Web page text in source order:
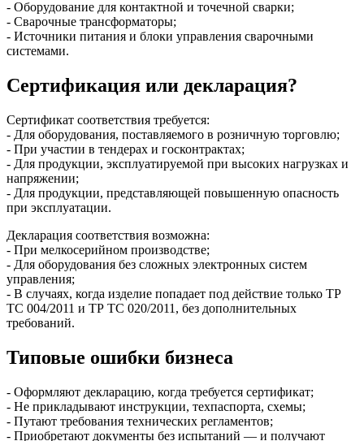
- Оборудование для контактной и точечной сварки;
- Сварочные трансформаторы;
- Источники питания и блоки управления сварочными
системами.
Сертификация или декларация?
Сертификат соответствия требуется:
- Для оборудования, поставляемого в розничную торговлю;
- При участии в тендерах и госконтрактах;
- Для продукции, эксплуатируемой при высоких нагрузках и
напряжении;
- Для продукции, представляющей повышенную опасность
при эксплуатации.
Декларация соответствия возможна:
- При мелкосерийном производстве;
- Для оборудования без сложных электронных систем
управления;
- В случаях, когда изделие попадает под действие только ТР
ТС 004/2011 и ТР ТС 020/2011, без дополнительных
требований.
Типовые ошибки бизнеса
- Оформляют декларацию, когда требуется сертификат;
- Не прикладывают инструкции, техпаспорта, схемы;
- Путают требования технических регламентов;
- Приобретают документы без испытаний — и получают